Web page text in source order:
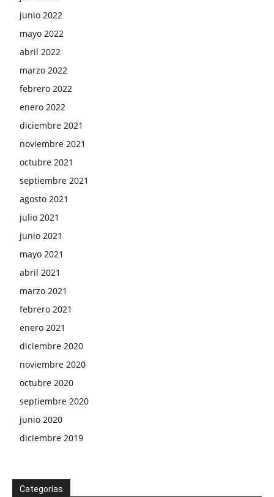
junio 2022
mayo 2022
abril 2022
marzo 2022
febrero 2022
enero 2022
diciembre 2021
noviembre 2021
octubre 2021
septiembre 2021
agosto 2021
julio 2021
junio 2021
mayo 2021
abril 2021
marzo 2021
febrero 2021
enero 2021
diciembre 2020
noviembre 2020
octubre 2020
septiembre 2020
junio 2020
diciembre 2019
Categorías